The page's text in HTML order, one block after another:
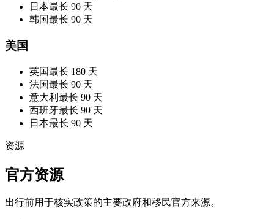
日本最长 90 天
韩国最长 90 天
美国
英国最长 180 天
法国最长 90 天
意大利 最长 90 天
西班牙最长 90 天
日本最长 90 天
资源
官方资源
出行前用于核实政策的主要政府和移民官方来源。